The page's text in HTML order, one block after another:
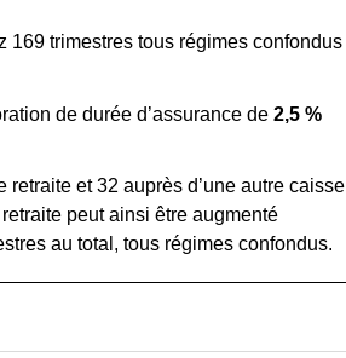
169 trimestres tous régimes confondus
de durée d’assurance de 2,5 %
et 32 auprès d’une autre caisse
peut ainsi être augmenté
au total, tous régimes confondus.